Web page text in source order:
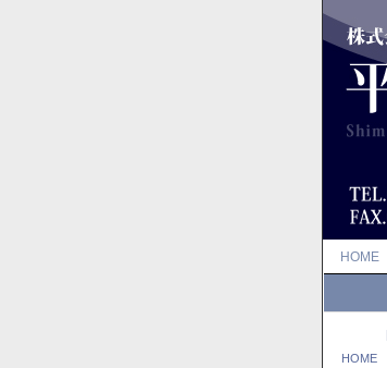
HOME
HOME